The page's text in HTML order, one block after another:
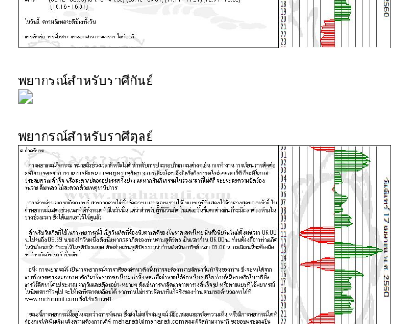
พยากรณ์สำหรับราศีกันย์
พยากรณ์สำหรับราศีตุลย์